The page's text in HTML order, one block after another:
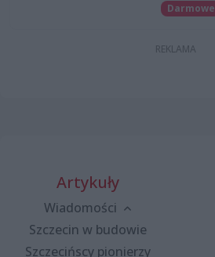
Darmowe
Artykuły
Wiadomości
Szczecin w budowie
Szczecińscy pionierzy